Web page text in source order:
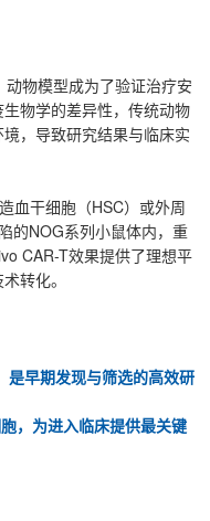
物模型成为了验证治疗安
物学的差异性，传统动物
，导致研究结果与临床实
血干细胞（HSC）或外周
的NOG系列小鼠体内，重
CAR-T效果提供了理想平
转化。
早期发现与筛选的高效研
，为进入临床提供最关键